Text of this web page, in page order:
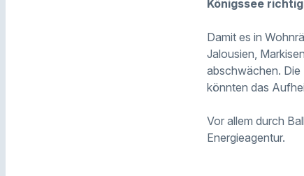
Königssee
Damit es in
Jalousien,
abschwächen. Die
könnten das
Vor allem durch
Energieagentur.